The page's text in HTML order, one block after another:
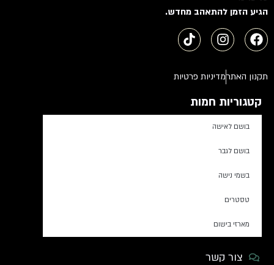
הגיע הזמן להתאהב מחדש.
תקנון האתרמדיניות פרטיות
קטגוריות חמות
בושם לאישה
בושם לגבר
בשמי נישה
טסטרים
מארזי בישום
צור קשר